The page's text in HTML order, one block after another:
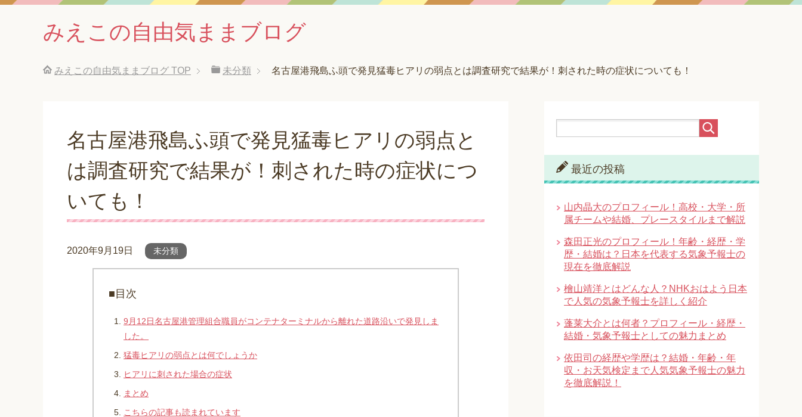
みえこの自由気ままブログ
みえこの自由気ままブログ TOP 未分類 名古屋港飛島ふ頭で発見猛毒ヒアリの弱点とは調査研究で結果が！刺された時の症状についても！
名古屋港飛島ふ頭で発見猛毒ヒアリの弱点と
は調査研究で結果が！刺された時の症状につ
いても！
2020年9月19日 未分類
■目次
9月12日名古屋港管理組合職員がコンテナターミナルから離れた道路沿いで発見しま
した。
猛毒ヒアリの弱点とは何でしょうか
ヒアリに刺された場合の症状
まとめ
こちらの記事も読まれています
最近の投稿
山内晶大のプロフィール！高校・大学・所
属チームや結婚、プレースタイルまで解説
森田正光のプロフィール！年齢・経歴・学
歴・結婚は？日本を代表する気象予報士の
現在を徹底解説
檜山靖洋とはどんな人？NHKおはよう日本
で人気の気象予報士を詳しく紹介
蓬莱大介とは何者？プロフィール・経歴・
結婚・気象予報士としての魅力まとめ
依田司の経歴や学歴は？結婚・年齢・年
収・お天気検定まで人気気象予報士の魅力
を徹底解説！